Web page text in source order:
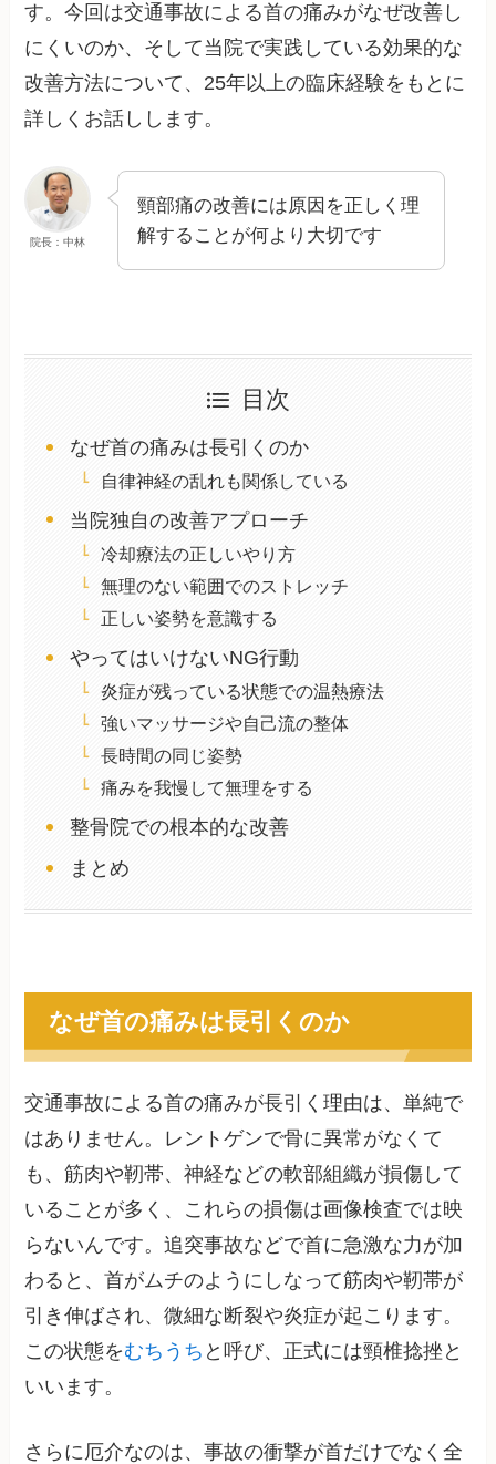
す。今回は交通事故による首の痛みがなぜ改善し
にくいのか、そして当院で実践している効果的な
改善方法について、25年以上の臨床経験をもとに
詳しくお話しします。
院長：中林
頸部痛の改善には原因を正しく理
解することが何より大切です
目次
なぜ首の痛みは長引くのか
自律神経の乱れも関係している
当院独自の改善アプローチ
冷却療法の正しいやり方
無理のない範囲でのストレッチ
正しい姿勢を意識する
やってはいけないNG行動
炎症が残っている状態での温熱療法
強いマッサージや自己流の整体
長時間の同じ姿勢
痛みを我慢して無理をする
整骨院での根本的な改善
まとめ
なぜ首の痛みは長引くのか
交通事故による首の痛みが長引く理由は、単純で
はありません。レントゲンで骨に異常がなくて
も、筋肉や靭帯、神経などの軟部組織が損傷して
いることが多く、これらの損傷は画像検査では映
らないんです。追突事故などで首に急激な力が加
わると、首がムチのようにしなって筋肉や靭帯が
引き伸ばされ、微細な断裂や炎症が起こります。
この状態をむちうち と呼び、正式には頸椎捻挫と
いいます。
さらに厄介なのは、事故の衝撃が首だけでなく全